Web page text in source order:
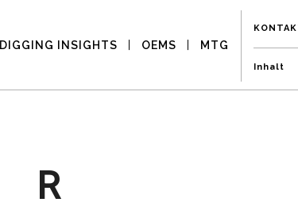
DIGGING INSIGHTS OEMS MTG
R